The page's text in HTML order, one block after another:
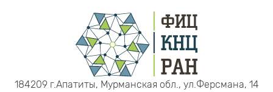
184209 г.Апатиты, Мурманская обл., ул.Ферсмана, 14